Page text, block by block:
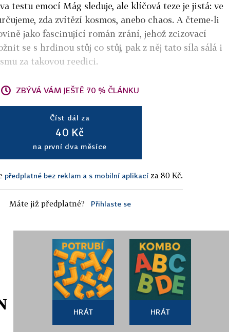
testu emocí Mág sleduje, ale klíčová teze je jistá: ve
zda zvítězí kosmos, anebo chaos. A čteme-li
jako fascinující román zrání, jehož zcizovací
se s hrdinou stůj co stůj, pak z něj tato síla sálá i
za takovou reedici.
ZBÝVÁ VÁM JEŠTĚ 70 % ČLÁNKU
Číst dál za
40 Kč
na první dva měsíce
předplatné bez reklam a s mobilní aplikací za 80 Kč.
Máte již předplatné? Přihlaste se
HRÁT HRÁT